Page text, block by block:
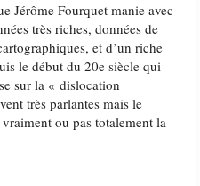
Jérôme Fourquet manie avec
très riches, données de
et d’un riche
le début du 20e siècle qui
sur la « dislocation
très parlantes mais le
vraiment ou pas totalement la